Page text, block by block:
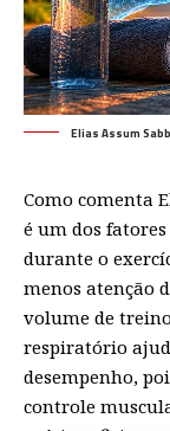
Elias Assum
Como comenta
é um dos
durante o
menos atenção
volume de
respiratório
desempenho,
controle